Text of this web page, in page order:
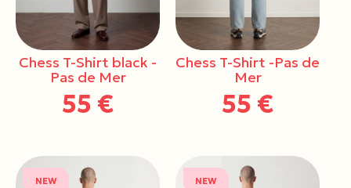
Chess T-Shirt black -
Pas de Mer
55 €
Chess T-Shirt -Pas de
Mer
55 €
NEW NEW